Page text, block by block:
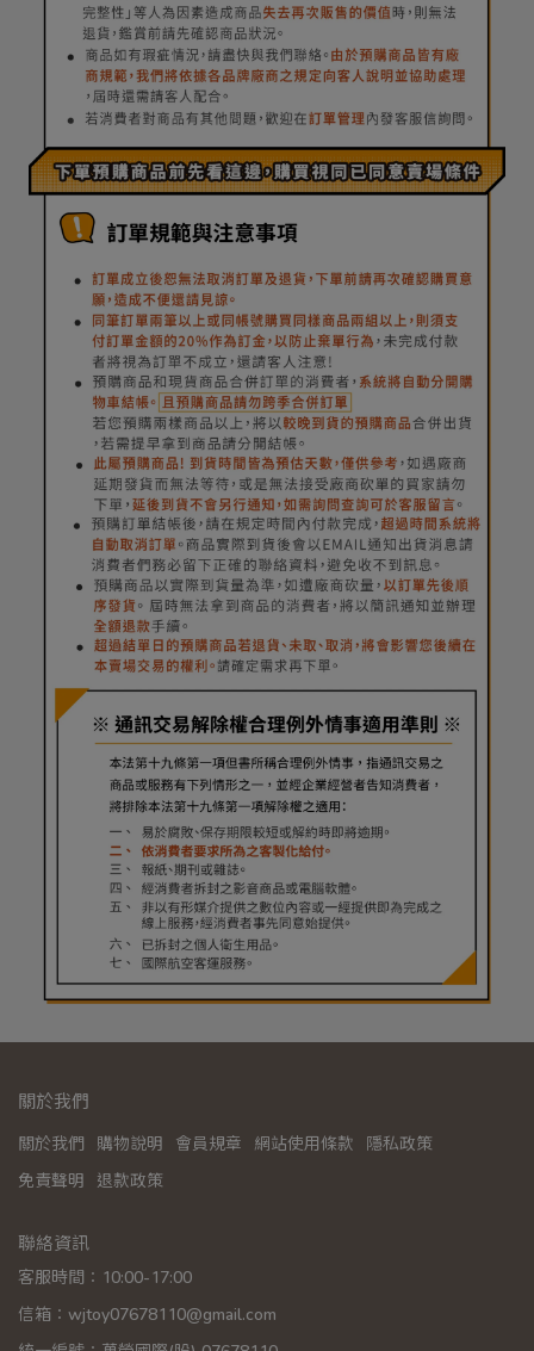
關於我們
關於我們 購物說明 會員規章 網站使用條款
隱私政策
免責聲明
退款政策
聯絡資訊
客服時間：10:00-17:00
信箱：wjtoy07678110@gmail.com